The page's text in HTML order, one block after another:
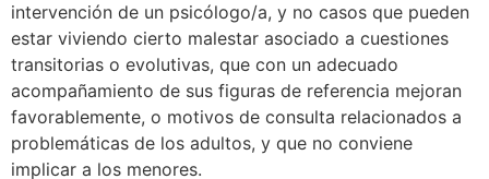
intervención de un psicólogo/a, y no casos que pueden
estar viviendo cierto malestar asociado a cuestiones
transitorias o evolutivas, que con un adecuado
acompañamiento de sus figuras de referencia mejoran
favorablemente, o motivos de consulta relacionados a
problemáticas de los adultos, y que no conviene
implicar a los menores.